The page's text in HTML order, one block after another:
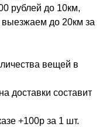
рублей до 10км,
до 20км за
вещей в
доставки составит
+100р за 1 шт.